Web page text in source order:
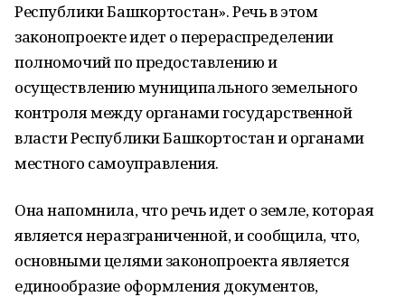
Республики Башкортостан». Речь в этом
законопроекте идет о перераспределении
полномочий по предоставлению и
осуществлению муниципального земельного
контроля между органами государственной
власти Республики Башкортостан и органами
местного самоуправления.
Она напомнила, что речь идет о земле, которая
является неразграниченной, и сообщила, что,
основными целями законопроекта является
единообразие оформления документов,